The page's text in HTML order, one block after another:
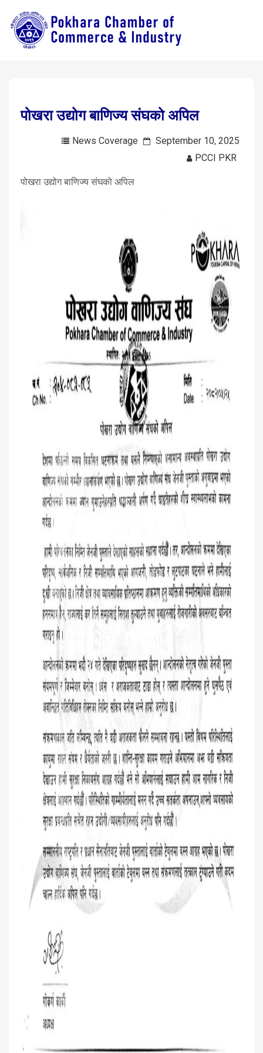
पोखरा उद्योग बाणिज्य संघको अपिल
News Coverage
September 10, 2025
PCCI PKR
पोखरा उद्योग बाणिज्य संघको अपिल